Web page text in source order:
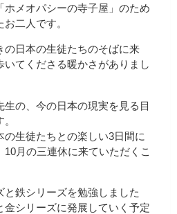
ホメオパシーの寺子屋」のため
二人です。
の日本の生徒たちのそばに来
てくださる暖かさがありまし
の、今の日本の現実を見る目
の生徒たちとの楽しい3日間に
月の三連休に来ていただくこ
鉄シリーズを勉強しました
金シリーズに発展していく予定